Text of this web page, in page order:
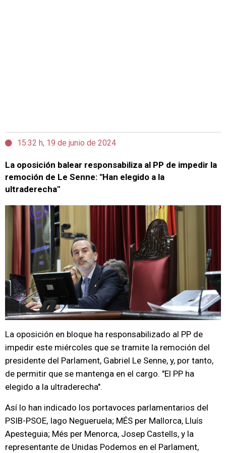
15:32 h, 19 de junio de 2024
La oposición balear responsabiliza al PP de impedir la
remoción de Le Senne: "Han elegido a la
ultraderecha"
La oposición en bloque ha responsabilizado al PP de
impedir este miércoles que se tramite la remoción del
presidente del Parlament, Gabriel Le Senne, y, por tanto,
de permitir que se mantenga en el cargo. "El PP ha
elegido a la ultraderecha".
Así lo han indicado los portavoces parlamentarios del
PSIB-PSOE, Iago Negueruela; MÉS per Mallorca, Lluís
Apesteguia; Més per Menorca, Josep Castells, y la
representante de Unidas Podemos en el Parlament,